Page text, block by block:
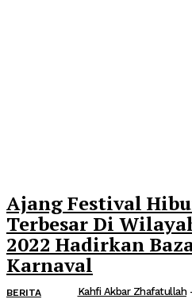
Ajang Festival
Terbesar Di
2022 Hadirkan
Karnaval
BERITA Kahfi Akbar Zhafatullah